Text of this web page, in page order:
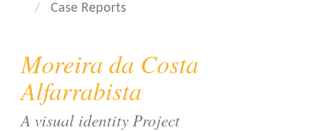
M
i
n
C
Case Reports
Moreira da Costa
Alfarrabista
A visual identity Project